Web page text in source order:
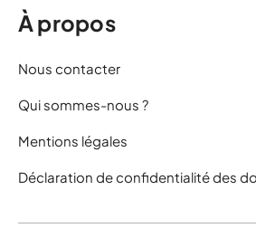
À propos
Nous contacter
Qui sommes-nous ?
Mentions légales
Déclaration de confidentialité des